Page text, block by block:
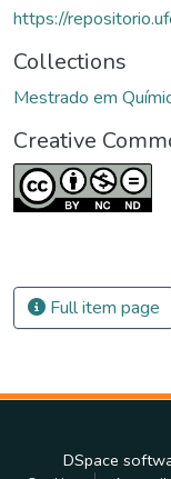
https://
Collections
Mestrado em
Creative
Full item page
DSpace